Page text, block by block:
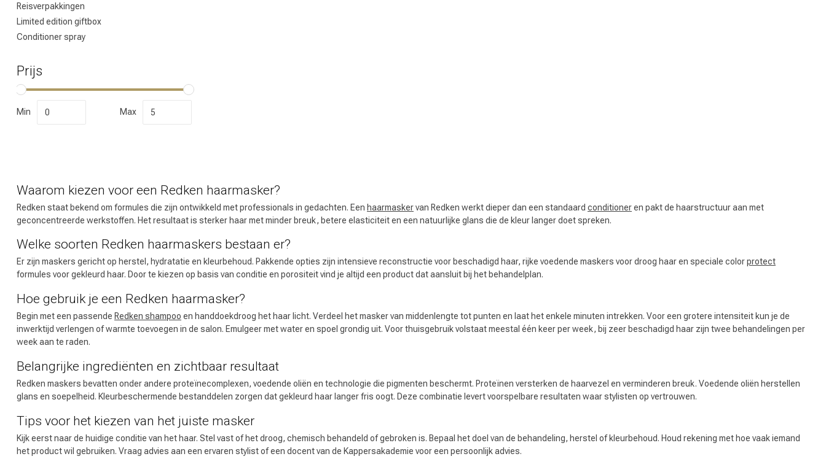
Welke categorie ben jij naar op zoek?
Merken Haarverzorging Haarstyling Haarkleuring
Reisverpakkingen
Limited edition giftbox
Conditioner spray
Prijs
Min Max
Waarom kiezen voor een Redken haarmasker?
Redken staat bekend om formules die zijn ontwikkeld met professionals in gedachten. Een haarmaskervan Redken werkt dieper dan een standaard conditioneren pakt de haarstructuur aan met
geconcentreerde werkstoffen. Het resultaat is sterker haar met minder breuk, betere elasticiteit en een natuurlijke glans die de kleur langer doet spreken.
Welke soorten Redken haarmaskers bestaan er?
Er zijn maskers gericht op herstel, hydratatie en kleurbehoud. Pakkende opties zijn intensieve reconstructie voor beschadigd haar, rijke voedende maskers voor droog haar en speciale colorprotect
formules voor gekleurd haar. Door te kiezen op basis van conditie en porositeit vind je altijd een product dat aansluit bij het behandelplan.
Hoe gebruik je een Redken haarmasker?
Begin met een passende Redken shampoo en handdoekdroog het haar licht. Verdeel het masker van middenlengte tot punten en laat het enkele minuten intrekken. Voor een grotere intensiteit kun je de
inwerktijd verlengen of warmte toevoegen in de salon. Emulgeer met water en spoel grondig uit. Voor thuisgebruik volstaat meestal één keer per week, bij zeer beschadigd haar zijn twee behandelingen per
week aan te raden.
Belangrijke ingrediënten en zichtbaar resultaat
Redken maskers bevatten onder andere proteïnecomplexen, voedende oliën en technologie die pigmenten beschermt. Proteïnen versterken de haarvezel en verminderen breuk. Voedende oliën herstellen
glans en soepelheid. Kleurbeschermende bestanddelen zorgen dat gekleurd haar langer fris oogt. Deze combinatie levert voorspelbare resultaten waar stylisten op vertrouwen.
Tips voor het kiezen van het juiste masker
Kijk eerst naar de huidige conditie van het haar. Stel vast of het droog, chemisch behandeld of gebroken is. Bepaal het doel van de behandeling, herstel of kleurbehoud. Houd rekening met hoe vaak iemand
het product wil gebruiken. Vraag advies aan een ervaren stylist of een docent van de Kappersakademie voor een persoonlijk advies.